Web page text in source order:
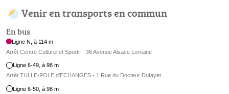
Venir en transports en commun
En bus
Ligne N, à 114 m
Arrêt Centre Culturel et Sportif - 36 Avenue Alsace Lorraine
Ligne 6-49, à 98 m
Arrêt TULLE-POLE d'ECHANGES - 1 Rue du Docteur Dufayet
Ligne 6-50, à 98 m